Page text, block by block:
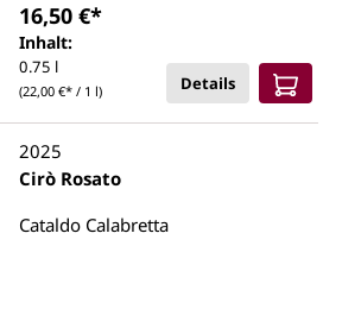
Inhalt:
0.75 l
(22,00 €* / 1 l)
16,50 €*
Details
2025
Cirò Rosato
Cataldo Calabretta